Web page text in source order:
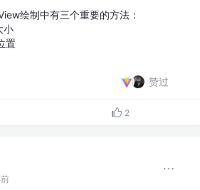
绘制中有三个重要的方法：
小
置
赞过
2